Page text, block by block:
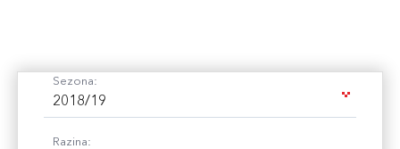
Sezona:
2018/19
Razina: